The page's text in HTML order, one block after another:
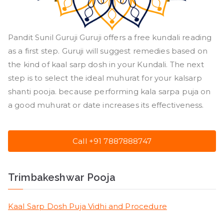
Pandit Sunil Guruji Guruji offers a free kundali reading
as a first step. Guruji will suggest remedies based on
the kind of kaal sarp dosh in your Kundali. The next
step is to select the ideal muhurat for your kalsarp
shanti pooja. because performing kala sarpa puja on
a good muhurat or date increases its effectiveness.
Call +91 7887888747
Trimbakeshwar Pooja
Kaal Sarp Dosh Puja Vidhi and Procedure